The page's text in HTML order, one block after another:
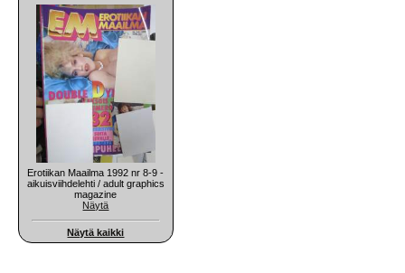
Erotiikan Maailma 1992 nr 8-9 -
aikuisviihdelehti / adult graphics
magazine
Näytä
Näytä kaikki